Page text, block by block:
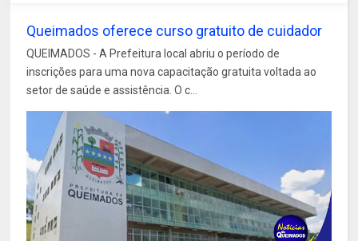
Queimados oferece curso gratuito de cuidador
QUEIMADOS - A Prefeitura local abriu o período de
inscrições para uma nova capacitação gratuita voltada ao
setor de saúde e assistência. O c...